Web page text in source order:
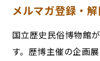
メルマガ登録・
国立歴史民俗博物館
す。歴博主催の企画